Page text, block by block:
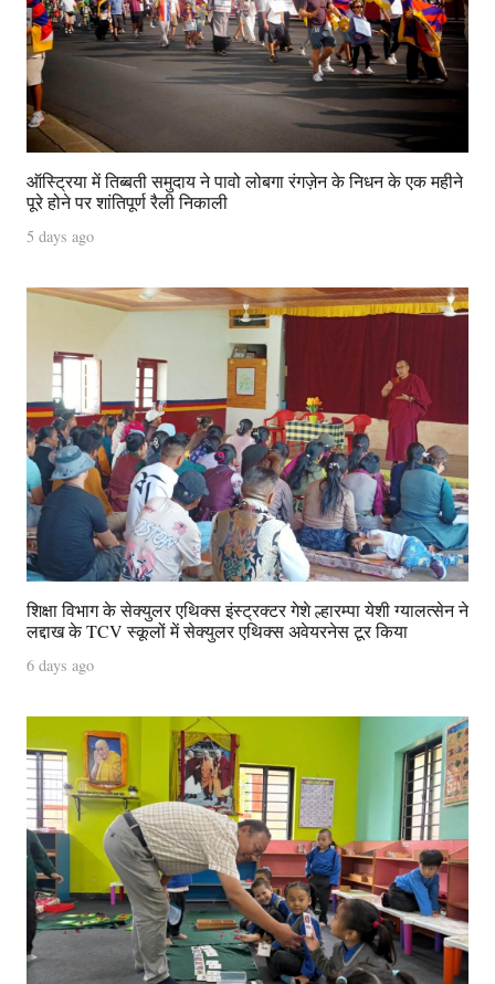
ऑस्ट्रिया में तिब्बती समुदाय ने पावो लोबगा रंगज़ेन के निधन के एक महीने
पूरे होने पर शांतिपूर्ण रैली निकाली
5 days ago
शिक्षा विभाग के सेक्युलर एथिक्स इंस्ट्रक्टर गेशे ल्हारम्पा येशी ग्यालत्सेन ने
लद्दाख के TCV स्कूलों में सेक्युलर एथिक्स अवेयरनेस टूर किया
6 days ago